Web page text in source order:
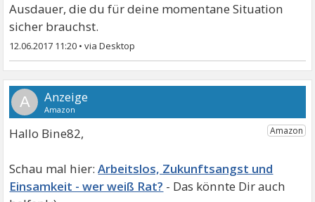
Ausdauer, die du für deine momentane Situation
sicher brauchst.
12.06.2017 11:20 •
A
Hallo Bine82,
Arbeitslos, Zukunftsangst und
Einsamkeit - wer weiß Rat?